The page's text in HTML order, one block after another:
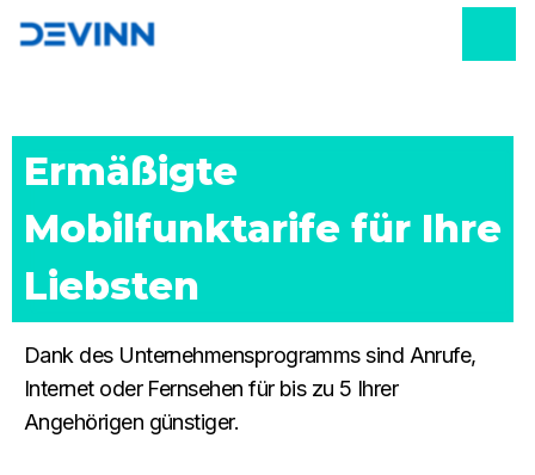
Ermäßigte
Mobilfunktarife für Ihre
Liebsten
Dank des Unternehmensprogramms sind Anrufe,
Internet oder Fernsehen für bis zu 5 Ihrer
Angehörigen günstiger.